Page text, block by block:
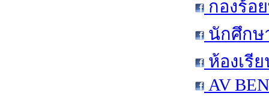
กองร้อ
นักศึกษ
ห้องเรี
AV